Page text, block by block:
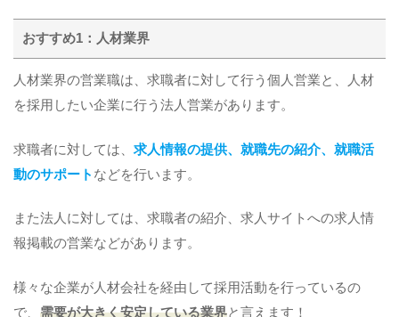
おすすめ1：人材業界
人材業界の営業職は、求職者に対して行う個人営業と、人材
を採用したい企業に行う法人営業があります。
求職者に対しては、 求人情報の提供、就職先の紹介、就職活
動のサポート などを行います。
また法人に対しては、求職者の紹介、求人サイトへの求人情
報掲載の営業などがあります。
様々な企業が人材会社を経由して採用活動を行っているの
で、 需要が大きく安定している業界と言えます！